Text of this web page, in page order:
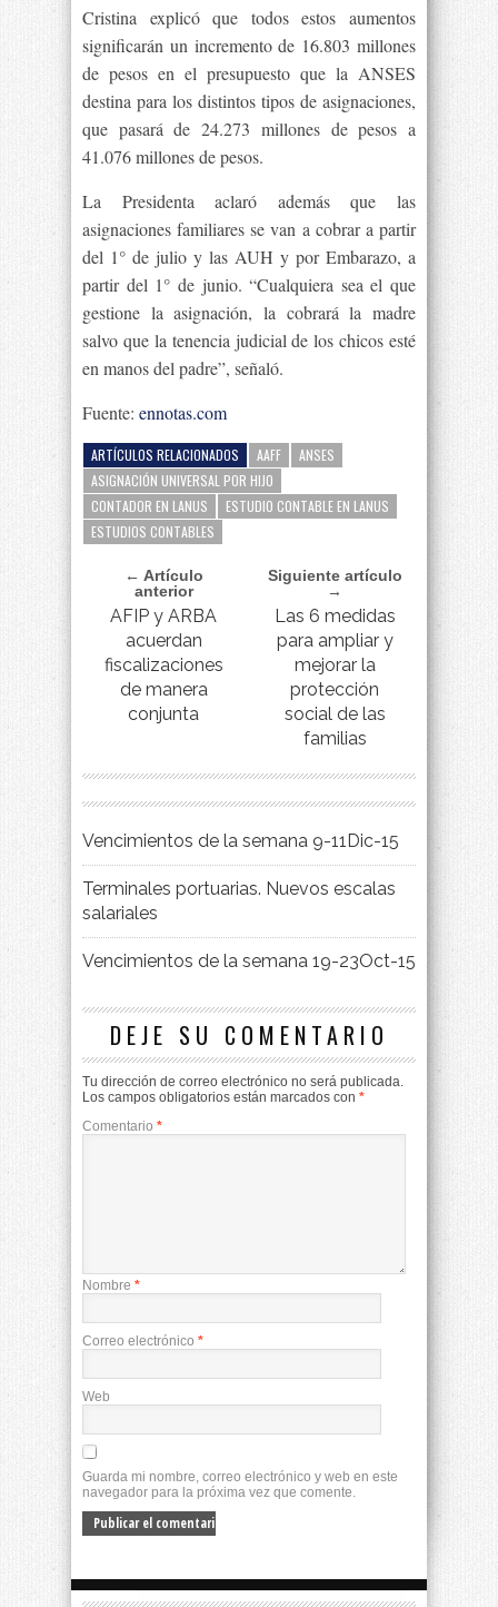
Cristina explicó que todos estos aumentos
significarán un incremento de 16.803 millones
de pesos en el presupuesto que la ANSES
destina para los distintos tipos de asignaciones,
que pasará de 24.273 millones de pesos a
41.076 millones de pesos.
La Presidenta aclaró además que las
asignaciones familiares se van a cobrar a partir
del 1° de julio y las AUH y por Embarazo, a
partir del 1° de junio. “Cualquiera sea el que
gestione la asignación, la cobrará la madre
salvo que la tenencia judicial de los chicos esté
en manos del padre”, señaló.
Fuente: ennotas.com
ARTÍCULOS RELACIONADOS AAFF
ANSES
ASIGNACIÓN UNIVERSAL POR HIJO
CONTADOR EN LANUS
ESTUDIO CONTABLE EN LANUS
ESTUDIOS CONTABLES
← Artículo
anterior
AFIP y ARBA
acuerdan
fiscalizaciones
de manera
conjunta
Siguiente artículo
→
Las 6 medidas
para ampliar y
mejorar la
protección
social de las
familias
Vencimientos de la semana 9-11Dic-15
Terminales portuarias. Nuevos escalas
salariales
Vencimientos de la semana 19-23Oct-15
DEJE SU COMENTARIO
Tu dirección de correo electrónico no será publicada.
Los campos obligatorios están marcados con *
Comentario *
Nombre *
Correo electrónico *
Web
Guarda mi nombre, correo electrónico y web en este
navegador para la próxima vez que comente.